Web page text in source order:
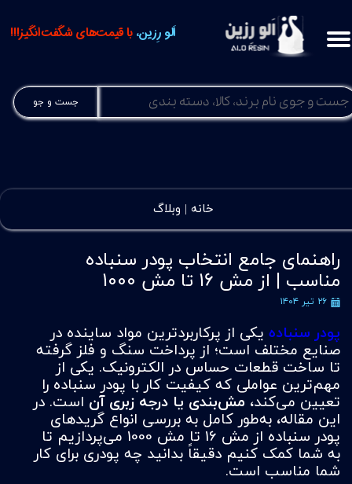
جست و جو
اَلو رِزین، با قیمت‌های شگفت‌انگیز!!!
خانه | وبلاگ
راهنمای جامع انتخاب پودر سنباده
مناسب | از مش 16 تا مش 1000
۲۶ تیر ۱۴۰۴
پودر سنباده یکی از پرکاربردترین مواد ساینده در
صنایع مختلف است؛ از پرداخت سنگ و فلز گرفته
تا ساخت قطعات حساس در الکترونیک. یکی از
مهم‌ترین عواملی که کیفیت کار با پودر سنباده را
تعیین می‌کند، مش‌بندی یا درجه زبری آن است. در
این مقاله، به‌طور کامل به بررسی انواع گریدهای
پودر سنباده از مش 16 تا مش 1000 می‌پردازیم تا
به شما کمک کنیم دقیقاً بدانید چه پودری برای کار
شما مناسب است.